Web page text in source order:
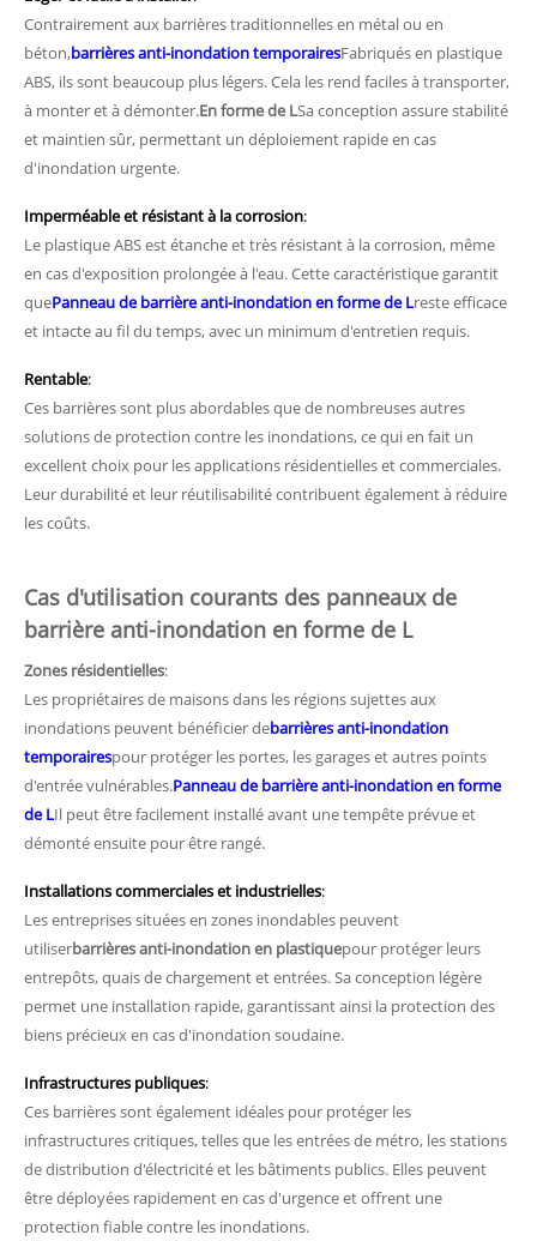
Contrairement aux barrières traditionnelles en métal ou en
béton,barrières anti-inondation temporairesFabriqués en plastique
ABS, ils sont beaucoup plus légers. Cela les rend faciles à transporter,
à monter et à démonter.En forme de LSa conception assure stabilité
et maintien sûr, permettant un déploiement rapide en cas
d'inondation urgente.
Imperméable et résistant à la corrosion:
Le plastique ABS est étanche et très résistant à la corrosion, même
en cas d'exposition prolongée à l'eau. Cette caractéristique garantit
quePanneau de barrière anti-inondation en forme de Lreste efficace
et intacte au fil du temps, avec un minimum d'entretien requis.
Rentable:
Ces barrières sont plus abordables que de nombreuses autres
solutions de protection contre les inondations, ce qui en fait un
excellent choix pour les applications résidentielles et commerciales.
Leur durabilité et leur réutilisabilité contribuent également à réduire
les coûts.
Cas d'utilisation courants des panneaux de
barrière anti-inondation en forme de L
Zones résidentielles:
Les propriétaires de maisons dans les régions sujettes aux
inondations peuvent bénéficier debarrières anti-inondation
temporairespour protéger les portes, les garages et autres points
d'entrée vulnérables.Panneau de barrière anti-inondation en forme
de LIl peut être facilement installé avant une tempête prévue et
démonté ensuite pour être rangé.
Installations commerciales et industrielles:
Les entreprises situées en zones inondables peuvent
utiliserbarrières anti-inondation en plastiquepour protéger leurs
entrepôts, quais de chargement et entrées. Sa conception légère
permet une installation rapide, garantissant ainsi la protection des
biens précieux en cas d'inondation soudaine.
Infrastructures publiques:
Ces barrières sont également idéales pour protéger les
infrastructures critiques, telles que les entrées de métro, les stations
de distribution d'électricité et les bâtiments publics. Elles peuvent
être déployées rapidement en cas d'urgence et offrent une
protection fiable contre les inondations.